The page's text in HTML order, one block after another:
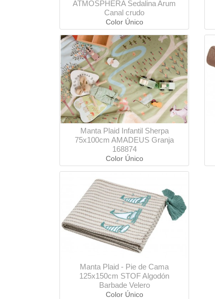
ATMOSPHERA Sedalina Arum
Canal crudo
Color Único
Manta Plaid Infantil Sherpa
75x100cm AMADEUS Granja
168874
Color Único
Manta Plaid - Pie de Cama
125x150cm STOF Algodón
Barbade Velero
Color Único